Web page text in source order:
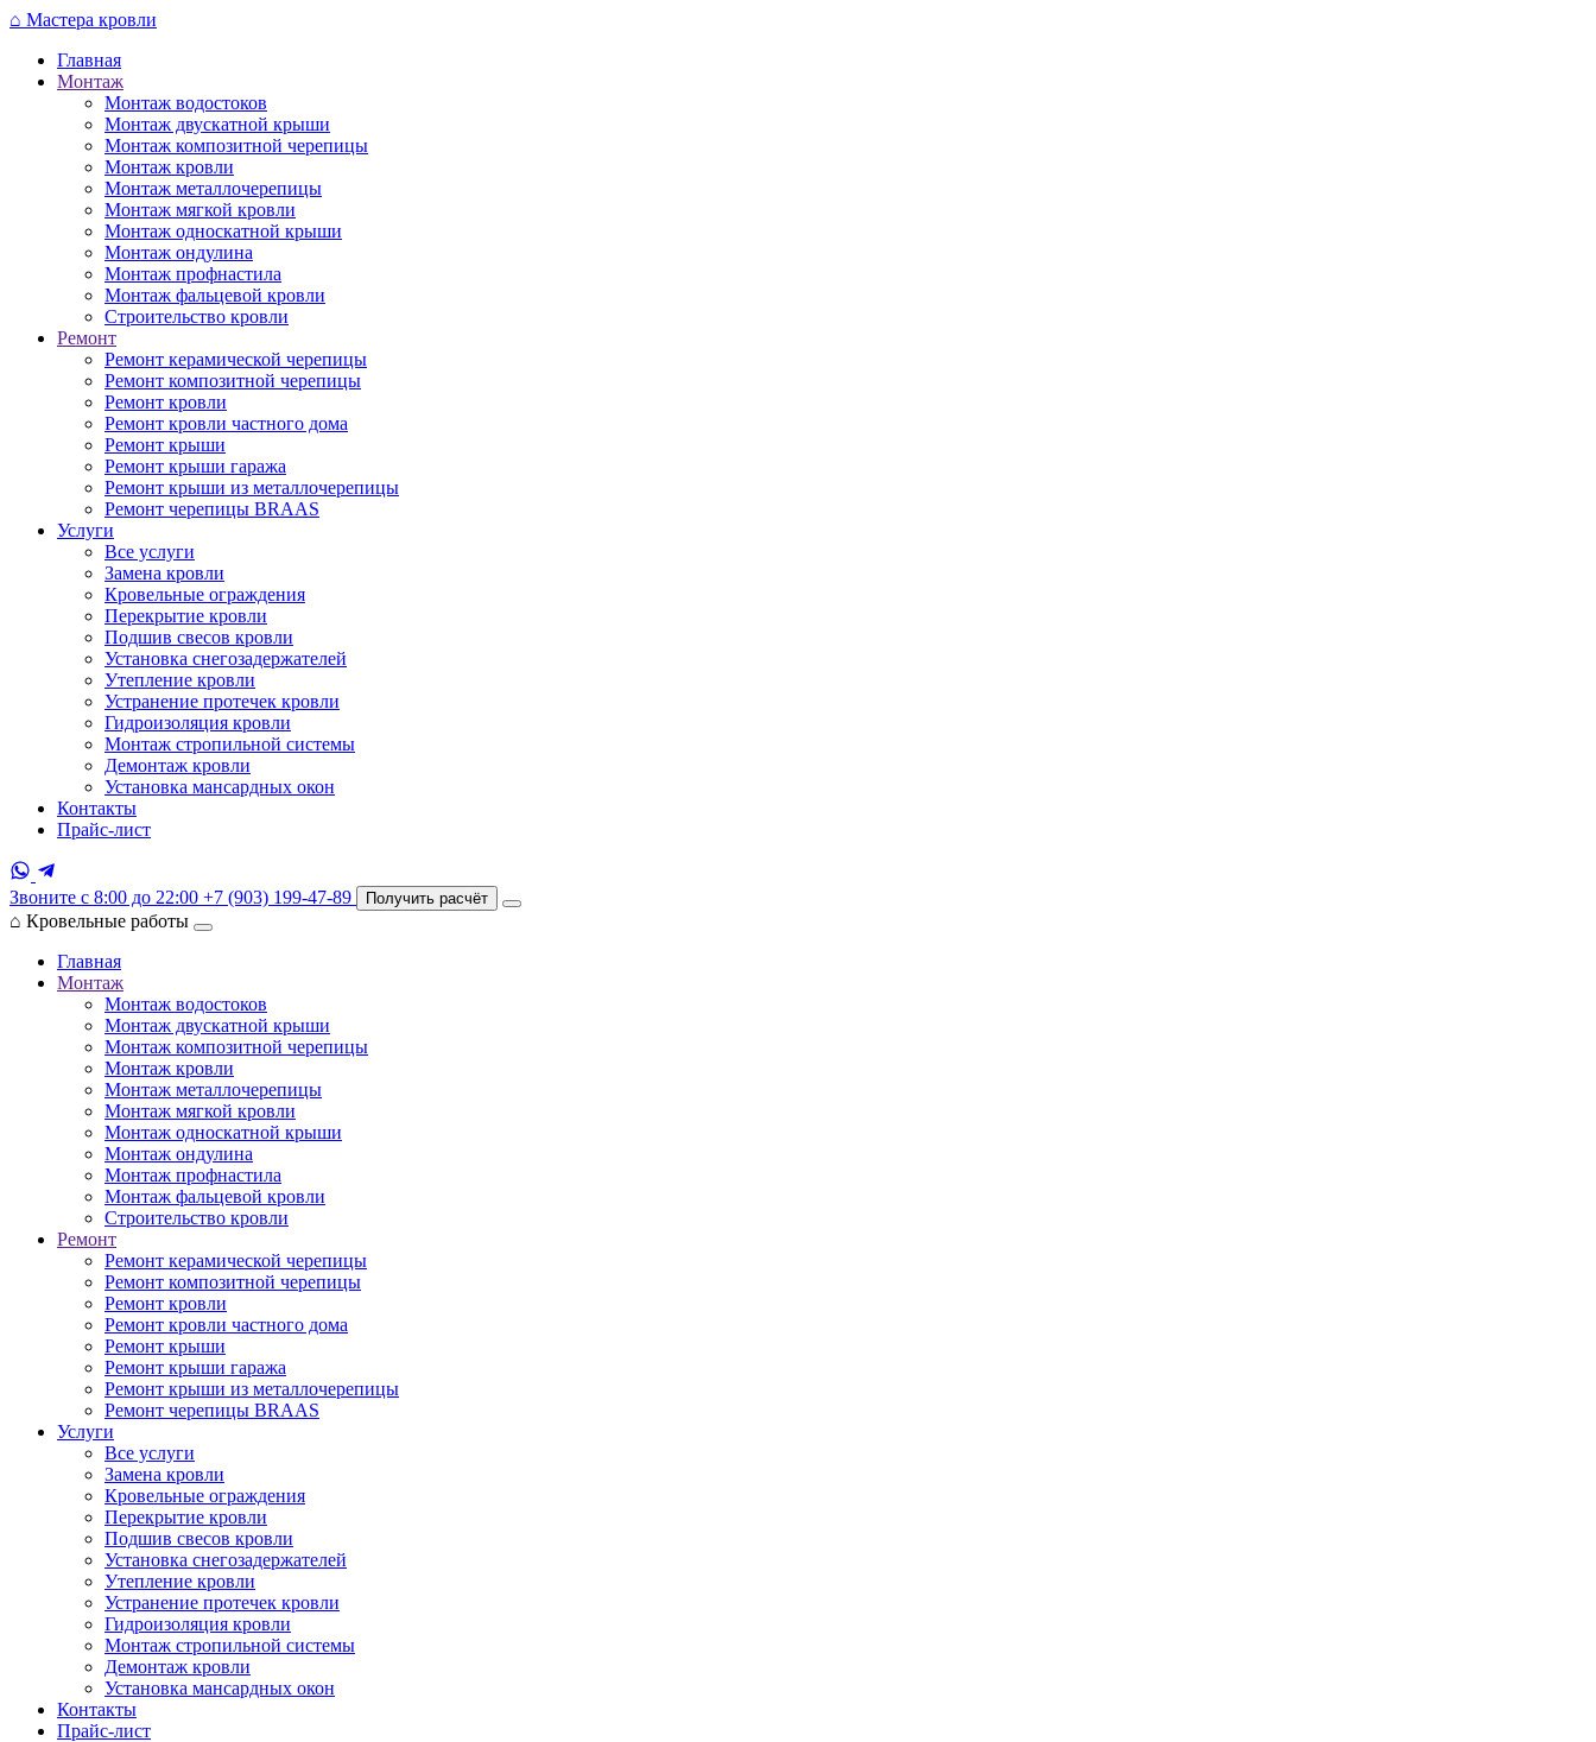
Перейти
основному
содержанию
⌂ Мастера кровли
Главная
Монтаж
Монтаж водостоков
Монтаж двускатной крыши
Монтаж композитной черепицы
Монтаж кровли
Монтаж металлочерепицы
Монтаж мягкой кровли
Монтаж односкатной крыши
Монтаж ондулина
Монтаж профнастила
Монтаж фальцевой кровли
Строительство кровли
Ремонт
Ремонт керамической черепицы
Ремонт композитной черепицы
Ремонт кровли
Ремонт кровли частного дома
Ремонт крыши
Ремонт крыши гаража
Ремонт крыши из металлочерепицы
Ремонт черепицы BRAAS
Услуги
Все услуги
Замена кровли
Кровельные ограждения
Перекрытие кровли
Подшив свесов кровли
Установка снегозадержателей
Утепление кровли
Устранение протечек кровли
Гидроизоляция кровли
Монтаж стропильной системы
Демонтаж кровли
Установка мансардных окон
Контакты
Прайс-лист
Звоните с 8:00 до 22:00 +7 (903) 199-47-89 Получить расчёт
⌂ Кровельные работы
Главная
Монтаж
Монтаж водостоков
Монтаж двускатной крыши
Монтаж композитной черепицы
Монтаж кровли
Монтаж металлочерепицы
Монтаж мягкой кровли
Монтаж односкатной крыши
Монтаж ондулина
Монтаж профнастила
Монтаж фальцевой кровли
Строительство кровли
Ремонт
Ремонт керамической черепицы
Ремонт композитной черепицы
Ремонт кровли
Ремонт кровли частного дома
Ремонт крыши
Ремонт крыши гаража
Ремонт крыши из металлочерепицы
Ремонт черепицы BRAAS
Услуги
Все услуги
Замена кровли
Кровельные ограждения
Перекрытие кровли
Подшив свесов кровли
Установка снегозадержателей
Утепление кровли
Устранение протечек кровли
Гидроизоляция кровли
Монтаж стропильной системы
Демонтаж кровли
Установка мансардных окон
Контакты
Прайс-лист